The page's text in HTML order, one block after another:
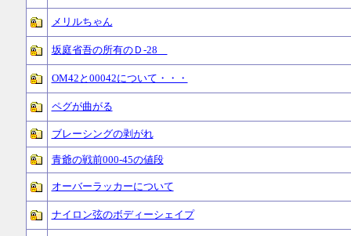
メリルちゃん
坂庭省吾の所有のＤ-28
OM42と00042について・・・
ペグが曲がる
ブレーシングの剥がれ
青爺の戦前000-45の値段
オーバーラッカーについて
ナイロン弦のボディーシェイプ